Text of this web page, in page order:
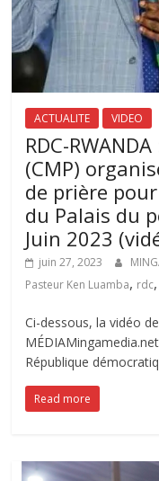
ACTUALITE VIDEO
RDC-
(CMP)
de prière
du Palais du
Juin 2023
juin 27, 2023
Pasteur Ken Luamba, rdc,
Ci-dessous, la vidéo
République
Read more